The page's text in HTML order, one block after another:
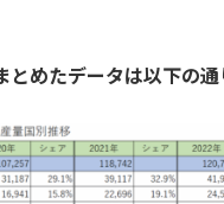
めたデータは以下の通